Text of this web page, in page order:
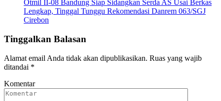
Otmil II-08 Bandung Siap Sidangkan Serda AS Usai Berkas
Lengkap, Tinggal Tunggu Rekomendasi Danrem 063/SGJ
Cirebon
Tinggalkan Balasan
Alamat email Anda tidak akan dipublikasikan. Ruas yang wajib
ditandai *
Komentar